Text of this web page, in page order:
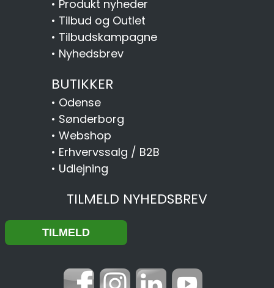
• Produkt nyheder
• Tilbud og Outlet
• Tilbudskampagne
• Nyhedsbrev
BUTIKKER
• Odense
• Sønderborg
• Webshop
• Erhvervssalg / B2B
• Udlejning
TILMELD NYHEDSBREV